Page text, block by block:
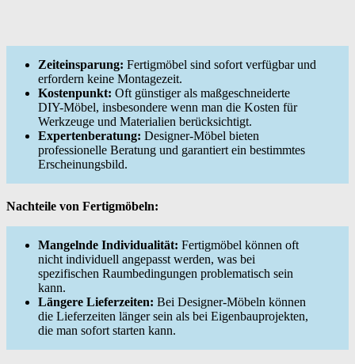
Zeiteinsparung: Fertigmöbel sind sofort verfügbar und
erfordern keine Montagezeit.
Kostenpunkt: Oft günstiger als maßgeschneiderte
DIY-Möbel, insbesondere wenn man die Kosten für
Werkzeuge und Materialien berücksichtigt.
Expertenberatung: Designer-Möbel bieten
professionelle Beratung und garantiert ein bestimmtes
Erscheinungsbild.
Nachteile von Fertigmöbeln:
Mangelnde Individualität: Fertigmöbel können oft
nicht individuell angepasst werden, was bei
spezifischen Raumbedingungen problematisch sein
kann.
Längere Lieferzeiten: Bei Designer-Möbeln können
die Lieferzeiten länger sein als bei Eigenbauprojekten,
die man sofort starten kann.